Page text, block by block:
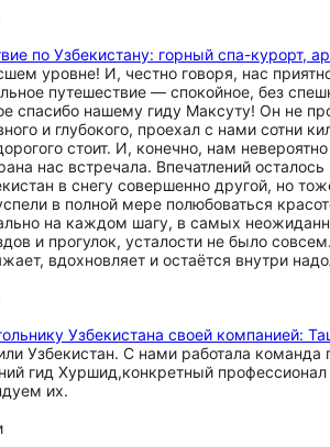
по Узбекистану: горный спа-курорт,
уровне! И, честно говоря, нас
путешествие — спокойное, без
спасибо нашему гиду Максуту! Он не
и глубокого, проехал с нами
стоит. И, конечно, нам
нас встречала. Впечатлений
в снегу совершенно другой, но
в полной мере полюбоваться
на каждом шагу, в самых
и прогулок, усталости не было
вдохновляет и остаётся внутри
Узбекистана своей компанией:
Узбекистан. С нами работала
гид Хуршид,конкретный
их.